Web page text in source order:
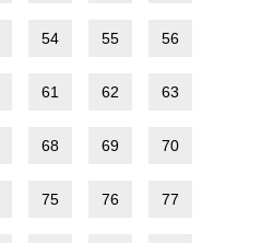
54 55 56
61 62 63
68 69 70
75 76 77